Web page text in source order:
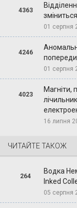
4363
01 серпня
4246
01 серпня
4023
Магніти,
16 липня
ЧИТАЙТЕ ТАКОЖ
264
Водка
Inked
05 серпня